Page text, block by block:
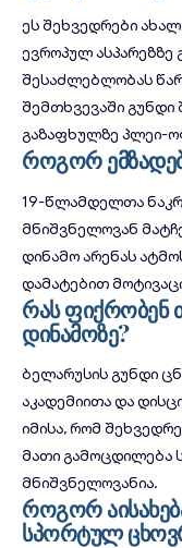
ეს შეხვედრები
ევროპულ ასპარეზზე
შესაძლებლობას
შემთხვევაში გუნდი
გაზაფხულზე პლეი-
როგორ
19-წლამდელთა
მნიშვნელოვან
დინამო არენას
დამატებით
რას ფიქრობენ
დინამოზე?
ბელარუსის გუნდი
აკადემიითა და
იმისა, რომ
მათი გამოცდილება
მნიშვნელოვანია.
როგორ
სპორტულ